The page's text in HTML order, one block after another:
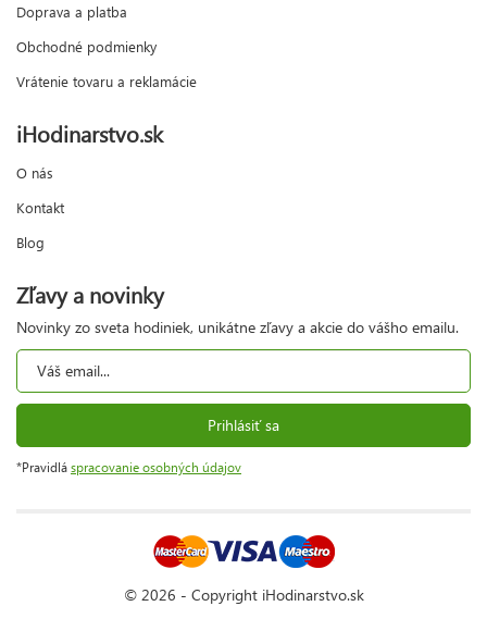
Doprava a platba
Obchodné podmienky
Vrátenie tovaru a reklamácie
iHodinarstvo.sk
O nás
Kontakt
Blog
Zľavy a novinky
Novinky zo sveta hodiniek, unikátne zľavy a akcie do vášho emailu.
Prihlásiť sa
*Pravidlá spracovanie osobných údajov
© 2026 - Copyright iHodinarstvo.sk